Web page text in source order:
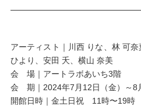
アーティスト｜川西 りな、林 可
ひより、安田 夭、横山 奈美
会 場｜アートラボあいち3階
会 期｜2024年7月12日（金）～8
開館日時｜金土日祝 11時〜19時